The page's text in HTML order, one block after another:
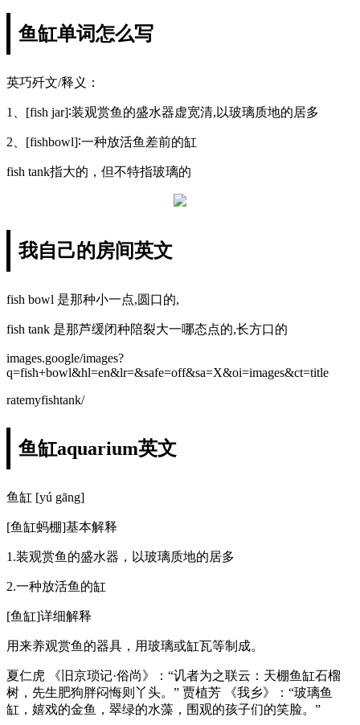
鱼缸单词怎么写
英巧歼文/释义：
1、[fish jar]∶装观赏鱼的盛水器虚宽清,以玻璃质地的居多
2、[fishbowl]∶一种放活鱼差前的缸
fish tank指大的，但不特指玻璃的
我自己的房间英文
fish bowl 是那种小一点,圆口的,
fish tank 是那芦缓闭种陪裂大一哪态点的,长方口的
images.google/images?
q=fish+bowl&hl=en&lr=&safe=off&sa=X&oi=images&ct=title
ratemyfishtank/
鱼缸aquarium英文
鱼缸 [yú gāng]
[鱼缸蚂棚]基本解释
1.装观赏鱼的盛水器，以玻璃质地的居多
2.一种放活鱼的缸
[鱼缸]详细解释
用来养观赏鱼的器具，用玻璃或缸瓦等制成。
夏仁虎 《旧京琐记·俗尚》：“讥者为之联云：天棚鱼缸石榴
树，先生肥狗胖闷悔则丫头。” 贾植芳 《我乡》：“玻璃鱼
缸，嬉戏的金鱼，翠绿的水藻，围观的孩子们的笑脸。”